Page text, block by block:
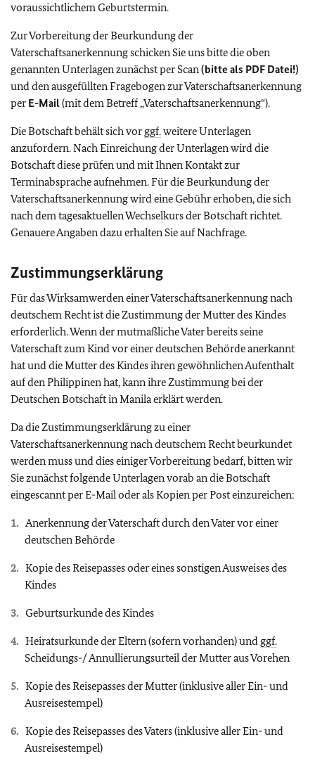
voraussichtlichem Geburtstermin.
Zur Vorbereitung der Beurkundung der
Vaterschaftsanerkennung schicken Sie uns bitte die oben
genannten Unterlagen zunächst per Scan(bitte als PDF Datei!)
und den ausgefüllten Fragebogen zur Vaterschaftsanerkennung
per E-Mail(mit dem Betreff „Vaterschaftsanerkennung“).
Die Botschaft behält sich vor ggf.weitere Unterlagen
anzufordern. Nach Einreichung der Unterlagen wird die
Botschaft diese prüfen und mit Ihnen Kontakt zur
Terminabsprache aufnehmen. Für die Beurkundung der
Vaterschaftsanerkennung wird eine Gebühr erhoben, die sich
nach dem tagesaktuellen Wechselkurs der Botschaft richtet.
Genauere Angaben dazu erhalten Sie auf Nachfrage.
Zustimmungserklärung
Für das Wirksamwerden einer Vaterschaftsanerkennung nach
deutschem Recht ist die Zustimmung der Mutter des Kindes
erforderlich. Wenn der mutmaßliche Vater bereits seine
Vaterschaft zum Kind vor einer deutschen Behörde anerkannt
hat und die Mutter des Kindes ihren gewöhnlichen Aufenthalt
auf den Philippinen hat, kann ihre Zustimmung bei der
Deutschen Botschaft in Manila erklärt werden.
Da die Zustimmungserklärung zu einer
Vaterschaftsanerkennung nach deutschem Recht beurkundet
werden muss und dies einiger Vorbereitung bedarf, bitten wir
Sie zunächst folgende Unterlagen vorab an die Botschaft
eingescannt per E-Mail oder als Kopien per Post einzureichen:
Anerkennung der Vaterschaft durch den Vater vor einer
deutschen Behörde
Kopie des Reisepasses oder eines sonstigen Ausweises des
Kindes
Geburtsurkunde des Kindes
Heiratsurkunde der Eltern (sofern vorhanden) und ggf.
Scheidungs-/ Annullierungsurteil der Mutter aus Vorehen
Kopie des Reisepasses der Mutter (inklusive aller Ein- und
Ausreisestempel)
Kopie des Reisepasses des Vaters (inklusive aller Ein- und
Ausreisestempel)